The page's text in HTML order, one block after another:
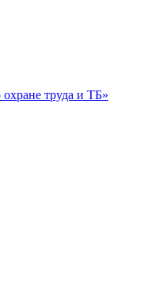
труда и ТБ»